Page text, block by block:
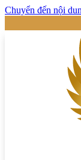
Chuyển đến nội